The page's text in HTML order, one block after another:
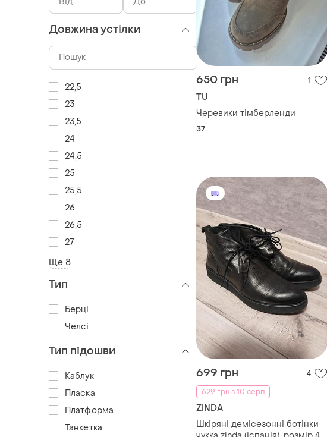
650 грн 1
TU
Черевики тімберленди
37
699 грн
4
629 грн з 10 серп
ZINDA
Шкіряні демісезонні ботінки
Довжина устілки
22,5
23
23,5
24
24,5
25
25,5
26
26,5
27
Ще 8
Тип
Берці
Челсі
Тип підошви
Каблук
Пласка
Платформа
Танкетка